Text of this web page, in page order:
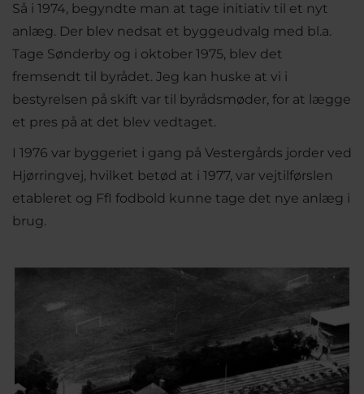
Så i 1974, begyndte man at tage initiativ til et nyt
anlæg. Der blev nedsat et byggeudvalg med bl.a.
Tage Sønderby og i oktober 1975, blev det
fremsendt til byrådet. Jeg kan huske at vi i
bestyrelsen på skift var til byrådsmøder, for at lægge
et pres på at det blev vedtaget.
I 1976 var byggeriet i gang på Vestergårds jorder ved
Hjørringvej, hvilket betød at i 1977, var vejtilførslen
etableret og FfI fodbold kunne tage det nye anlæg i
brug.